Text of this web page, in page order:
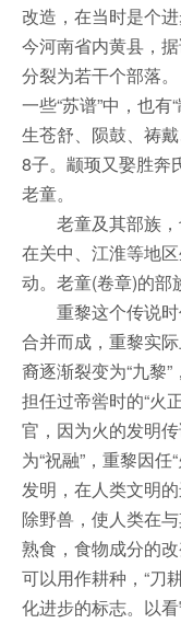
改造，在当时是个
今河南省内黄县，
分裂为若干个部落
一些“苏谱”中，也
生苍舒、陨鼓、祷
8子。颛顼又娶胜奔
老童。
老童及其部族，
在关中、江淮等地
动。老童(卷章)的部
重黎这个传说时
合并而成，重黎实
裔逐渐裂变为“九黎
担任过帝喾时的“火
官，因为火的发明
为“祝融”，重黎因
发明，在人类文明
除野兽，使人类在
熟食，食物成分的
可以用作耕种，“刀
化进步的标志。以